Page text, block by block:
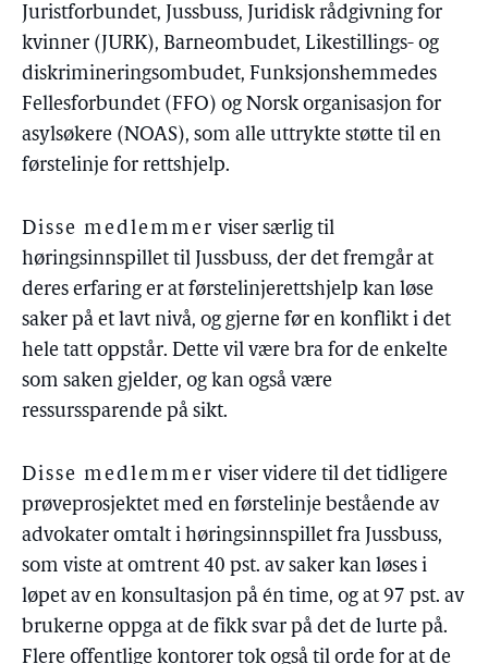
Juristforbundet, Jussbuss, Juridisk rådgivning for
kvinner (JURK), Barneombudet, Likestillings- og
diskrimineringsombudet, Funksjonshemmedes
Fellesforbundet (FFO) og Norsk organisasjon for
asylsøkere (NOAS), som alle uttrykte støtte til en
førstelinje for rettshjelp.
Disse medlemmer viser særlig til
høringsinnspillet til Jussbuss, der det fremgår at
deres erfaring er at førstelinjerettshjelp kan løse
saker på et lavt nivå, og gjerne før en konflikt i det
hele tatt oppstår. Dette vil være bra for de enkelte
som saken gjelder, og kan også være
ressurssparende på sikt.
Disse medlemmer viser videre til det tidligere
prøveprosjektet med en førstelinje bestående av
advokater omtalt i høringsinnspillet fra Jussbuss,
som viste at omtrent 40 pst. av saker kan løses i
løpet av en konsultasjon på én time, og at 97 pst. av
brukerne oppga at de fikk svar på det de lurte på.
Flere offentlige kontorer tok også til orde for at de